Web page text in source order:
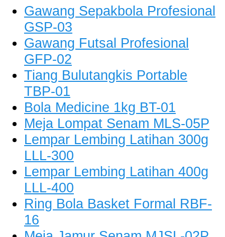
Gawang Sepakbola Profesional
GSP-03
Gawang Futsal Profesional
GFP-02
Tiang Bulutangkis Portable
TBP-01
Bola Medicine 1kg BT-01
Meja Lompat Senam MLS-05P
Lempar Lembing Latihan 300g
LLL-300
Lempar Lembing Latihan 400g
LLL-400
Ring Bola Basket Formal RBF-
16